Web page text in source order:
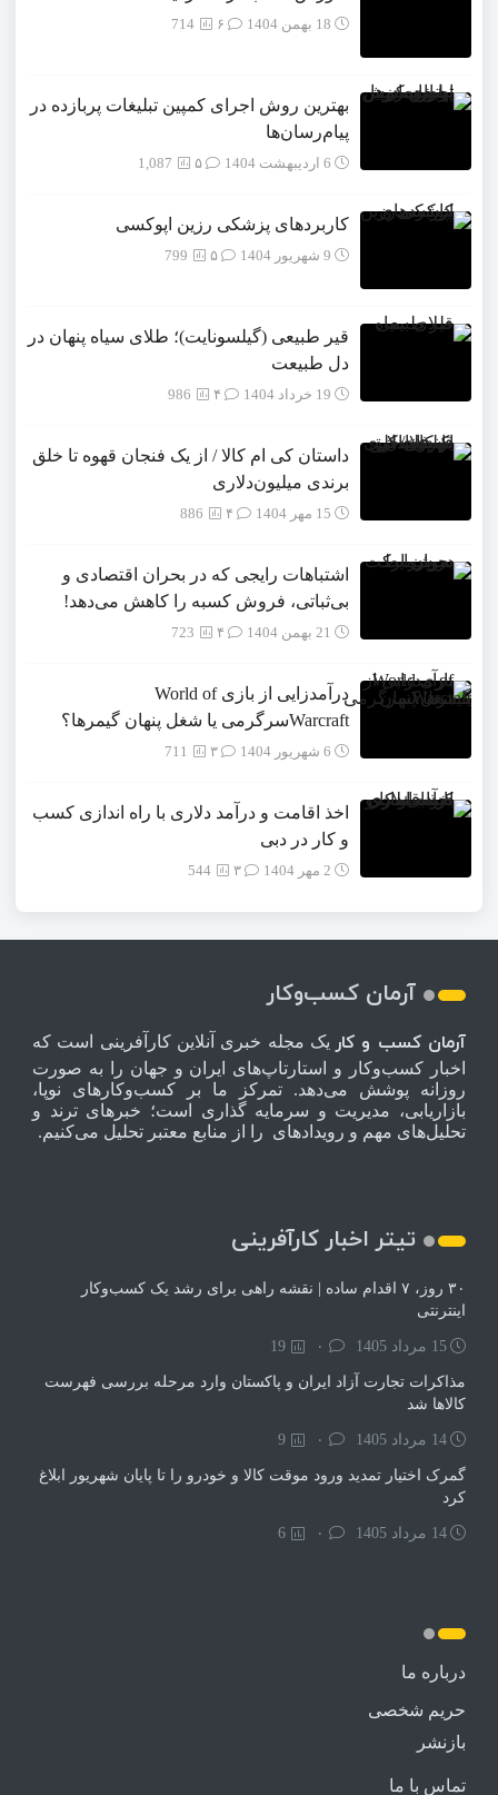
18 بهمن 1404 714
بهترین روش اجرای کمپین تبلیغات پربازده در
پیام‌رسان‌ها
6 اردیبهشت 1404 1,087
کاربردهای پزشکی رزین اپوکسی
9 شهریور 1404 799
قیر طبیعی (گیلسونایت)؛ طلای سیاه پنهان در
دل طبیعت
19 خرداد 1404 986
داستان کی ام کالا / از یک فنجان قهوه تا خلق
برندی میلیون‌دلاری
15 مهر 1404 886
اشتباهات رایجی که در بحران اقتصادی و
بی‌ثباتی، فروش کسبه را کاهش می‌دهد!
21 بهمن 1404 723
درآمدزایی از بازی World of
Warcraftسرگرمی یا شغل پنهان گیمرها؟
6 شهریور 1404 711
اخذ اقامت و درآمد دلاری با راه اندازی کسب
و کار در دبی
2 مهر 1404 544
آرمان کسب‌وکار
آرمان کسب و کار یک مجله خبری آنلاین کارآفرینی است که
اخبار کسب‌وکار و استارتاپ‌های ایران و جهان را به صورت
روزانه پوشش می‌دهد. تمرکز ما بر کسب‌وکارهای نوپا،
بازاریابی، مدیریت و سرمایه گذاری است؛ خبرهای ترند و
تحلیل‌های مهم و رویدادهای را از منابع معتبر تحلیل می‌کنیم.
تیتر اخبار کارآفرینی
۳۰ روز، ۷ اقدام ساده | نقشه راهی برای رشد یک کسب‌وکار
اینترنتی
15 مرداد 1405 19
مذاکرات تجارت آزاد ایران و پاکستان وارد مرحله بررسی فهرست
کالاها شد
14 مرداد 1405 9
گمرک اختیار تمدید ورود موقت کالا و خودرو را تا پایان شهریور ابلاغ
کرد
14 مرداد 1405 6
درباره ما
حریم شخصی
بازنشر
تماس با ما